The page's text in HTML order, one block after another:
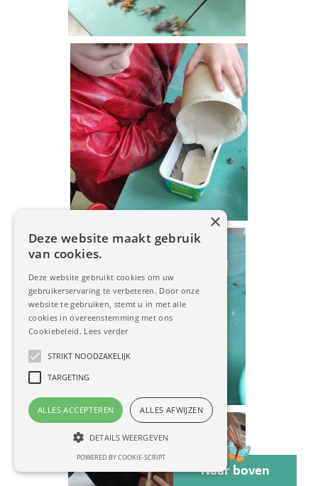
Naar boven
×
Deze website maakt gebruik
van cookies.
Deze website gebruikt cookies om uw
gebruikerservaring te verbeteren. Door onze
website te gebruiken, stemt u in met alle
cookies in overeenstemming met ons
Cookiebeleid. Lees verder
STRIKT NOODZAKELIJK
TARGETING
ALLES ACCEPTEREN ALLES AFWIJZEN
DETAILS WEERGEVEN
POWERED BY COOKIE-SCRIPT